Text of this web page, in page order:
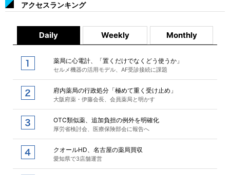
アクセスランキング
Daily Weekly Monthly
薬局に心電計、「置くだけでなくどう使うか」
セルメ機器の活用モデル、AF受診接続に課題
府内薬局の行政処分「極めて重く受け止め」
大阪府薬・伊藤会長、会員薬局と明かす
OTC類似薬、追加負担の例外を明確化
厚労省検討会、医療保険部会に報告へ
クオールHD、名古屋の薬局買収
愛知県で3店舗運営